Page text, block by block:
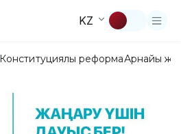
KZ
Конституциялық реформаАрнайы